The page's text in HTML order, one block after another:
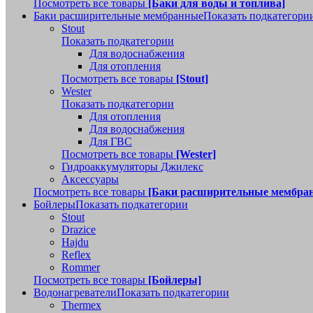
Посмотреть все товары [Баки для воды и топлива]
Баки расширительные мембранныеПоказать
Stout
Показать подкатегории
Для водоснабжения
Для отопления
Посмотреть все товары [Stout]
Wester
Показать подкатегории
Для отопления
Для водоснабжения
Для ГВС
Посмотреть все товары [Wester]
Гидроаккумуляторы Джилекс
Аксессуары
Посмотреть все товары [Баки расширительные
БойлерыПоказать подкатегории
Stout
Drazice
Hajdu
Reflex
Rommer
Посмотреть все товары [Бойлеры]
ВодонагревателиПоказать подкатегории
Thermex